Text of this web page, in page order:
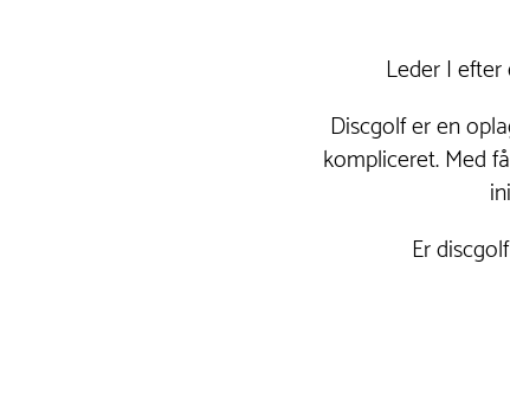
Leder I
Discgolf er en
kompliceret. Med
Er